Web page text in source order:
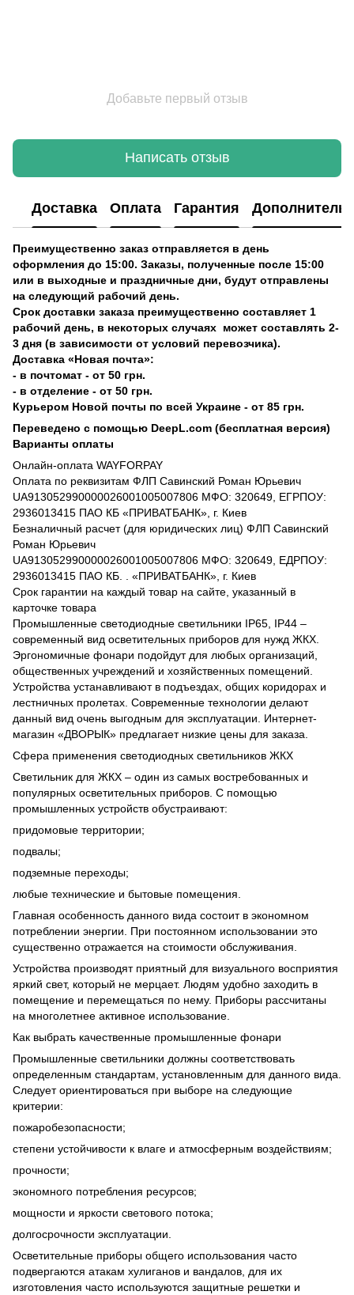
Добавьте первый отзыв
Написать отзыв
Доставка Оплата Гарантия
Преимущественно заказ отправляется в день
оформления до 15:00. Заказы, полученные после 15:00
или в выходные и праздничные дни, будут отправлены
на следующий рабочий день.
Срок доставки заказа преимущественно составляет 1
рабочий день, в некоторых случаях может составлять 2-
3 дня (в зависимости от условий перевозчика).
Доставка «Новая почта»:
- в почтомат - от 50 грн.
- в отделение - от 50 грн.
Курьером Новой почты по всей Украине - от 85 грн.
Переведено с помощью DeepL.com (бесплатная версия)
Варианты оплаты
Онлайн-оплата WAYFORPAY
Оплата по реквизитам ФЛП Савинский Роман Юрьевич
UA913052990000026001005007806 МФО: 320649, ЕГРПОУ:
2936013415 ПАО КБ «ПРИВАТБАНК», г. Киев
Безналичный расчет (для юридических лиц) ФЛП Савинский
Роман Юрьевич
UA913052990000026001005007806 МФО: 320649, ЕДРПОУ:
2936013415 ПАО КБ. . «ПРИВАТБАНК», г. Киев
Срок гарантии на каждый товар на сайте, указанный в
карточке товара
Промышленные светодиодные светильники IP65, IP44 –
современный вид осветительных приборов для нужд ЖКХ.
Эргономичные фонари подойдут для любых организаций,
общественных учреждений и хозяйственных помещений.
Устройства устанавливают в подъездах, общих коридорах и
лестничных пролетах. Современные технологии делают
данный вид очень выгодным для эксплуатации. Интернет-
магазин «ДВОРЫК» предлагает низкие цены для заказа.
Сфера применения светодиодных светильников ЖКХ
Светильник для ЖКХ – один из самых востребованных и
популярных осветительных приборов. С помощью
промышленных устройств обустраивают:
придомовые территории;
подвалы;
подземные переходы;
любые технические и бытовые помещения.
Главная особенность данного вида состоит в экономном
потреблении энергии. При постоянном использовании это
существенно отражается на стоимости обслуживания.
Устройства производят приятный для визуального восприятия
яркий свет, который не мерцает. Людям удобно заходить в
помещение и перемещаться по нему. Приборы рассчитаны
на многолетнее активное использование.
Как выбрать качественные промышленные фонари
Промышленные светильники должны соответствовать
определенным стандартам, установленным для данного вида.
Следует ориентироваться при выборе на следующие
критерии:
пожаробезопасности;
степени устойчивости к влаге и атмосферным воздействиям;
прочности;
экономного потребления ресурсов;
мощности и яркости светового потока;
долгосрочности эксплуатации.
Осветительные приборы общего использования часто
подвергаются атакам хулиганов и вандалов, для их
изготовления часто используются защитные решетки и